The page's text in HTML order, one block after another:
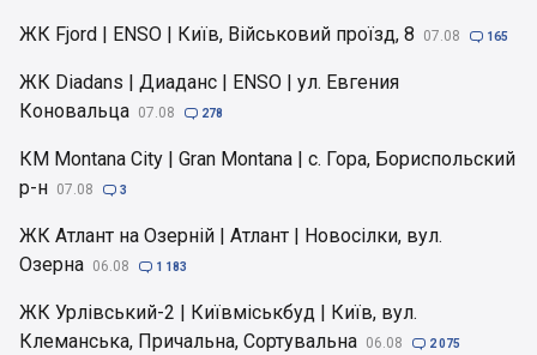
ЖК Fjord | ENSO | Київ, Військовий проїзд, 8 07.08  165
ЖК Diadans | Диаданс | ENSO | ул. Евгения
Коновальца 07.08  278
КМ Montana City | Gran Montana | с. Гора, Бориспольский
р-н 07.08  3
ЖК Атлант на Озерній | Атлант | Новосілки, вул.
Озерна 06.08  1 183
ЖК Урлівський-2 | Київміськбуд | Київ, вул.
Клеманська, Причальна, Сортувальна 06.08  2 075